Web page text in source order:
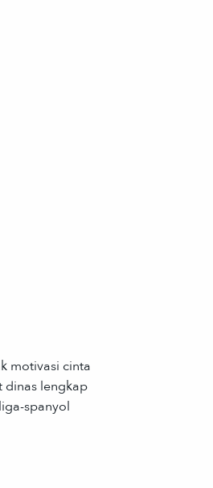
motivasi cinta
dinas lengkap
spanyol